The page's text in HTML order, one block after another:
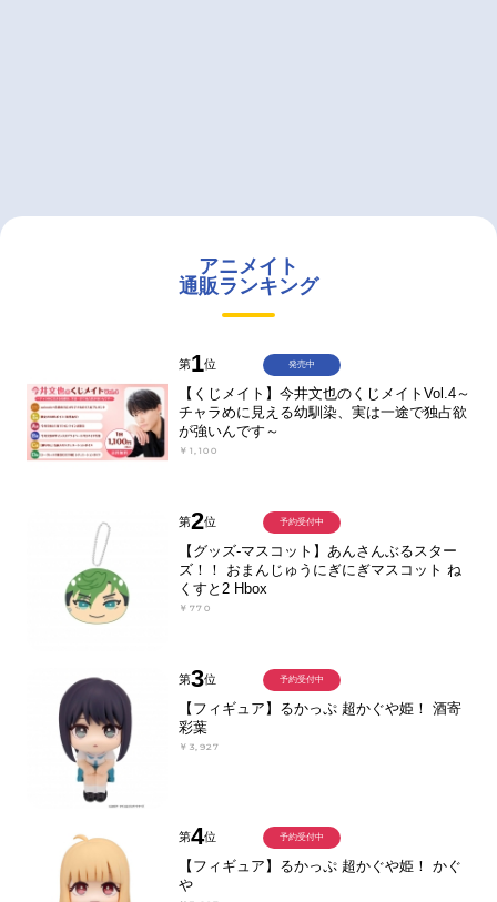
アニメイト
通販ランキング
第1位
【くじメイト】今井文也のくじメイトVol.4～
チャラめに見える幼馴染、実は一途で独占欲
が強いんです～
￥1,100
発売中
第2位
【グッズ-マスコット】あんさんぶるスター
ズ！！ おまんじゅうにぎにぎマスコット ね
くすと2 Hbox
￥770
予約受付中
第3位
【フィギュア】るかっぷ 超かぐや姫！ 酒寄
彩葉
￥3,927
予約受付中
第4位
【フィギュア】るかっぷ 超かぐや姫！ かぐ
や
予約受付中